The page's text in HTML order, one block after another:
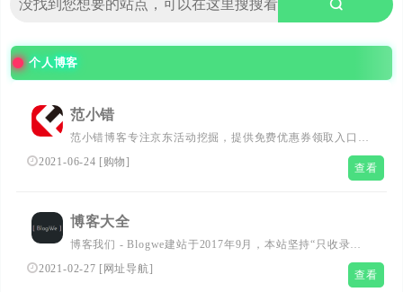
个人博客
范小错
范小错博客专注京东活动挖掘，提供免费优惠券领取入口，
分享优惠线报、购物知识、产品评测等。...
2021-06-24 [购物] 查看
博客大全
博客我们 - Blogwe建站于2017年9月，本站坚持“只收录个
人独立博客”的宗旨，经过1年多的努力，现已收录数百个人
2021-02-27 [ 网址导航] 查看